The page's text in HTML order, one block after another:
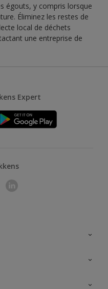
égouts, y compris lorsque
Éliminez les restes de
local de déchets
une entreprise de
Expert